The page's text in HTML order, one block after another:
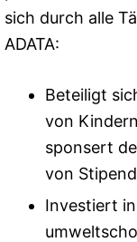
sich durch alle
ADATA:
Beteiligt
von
sponsert
von
Investiert